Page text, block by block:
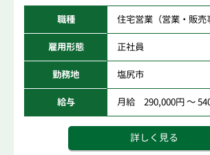
職種 住宅営業（営業・販売
雇用形態 正社員
勤務地 塩尻市
給与 月給 290,000円 ～
詳しく見る